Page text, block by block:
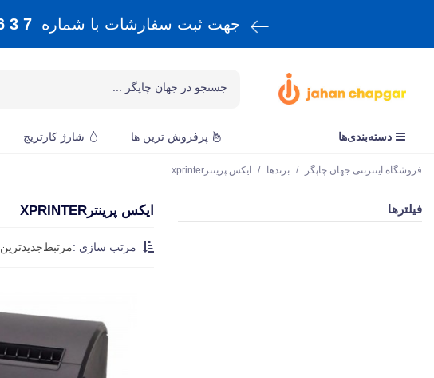
جهت ثبت سفارشات با شماره 7 3 6 0 5 0 1 2 9 9 0
دسته‌بندی‌ها پرفروش ترین ها شارژ کارتریج
فروشگاه اینترنتی جهان چاپگر / برندها / ایکس پرینترxprinter
فیلترها ایکس پرینترXPRINTER
مرتب سازی :مرتبطجدید‌ترین